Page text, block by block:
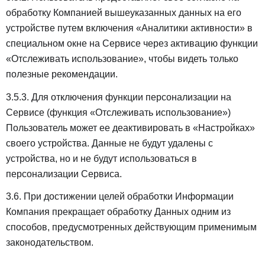
обработку Компанией вышеуказанных данных на его
устройстве путем включения «Аналитики активности» в
специальном окне на Сервисе через активацию функции
«Отслеживать использование», чтобы видеть только
полезные рекомендации.
3.5.3. Для отключения функции персонализации на
Сервисе (функция «Отслеживать использование»)
Пользователь может ее деактивировать в «Настройках»
своего устройства. Данные не будут удалены с
устройства, но и не будут использоваться в
персонализации Сервиса.
3.6. При достижении целей обработки Информации
Компания прекращает обработку Данных одним из
способов, предусмотренных действующим применимым
законодательством.